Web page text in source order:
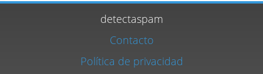
detectaspam
Contacto
Política de privacidad